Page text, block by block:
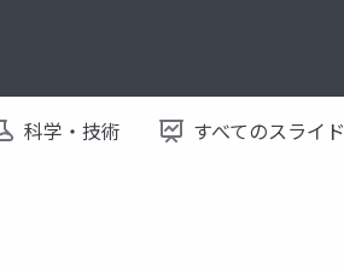
科学・技術 すべてのスライド